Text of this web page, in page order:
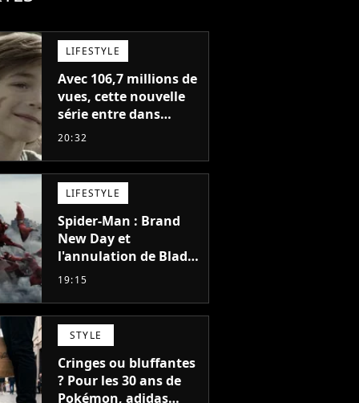
LIFESTYLE
Avec 106,7 millions de
vues, cette nouvelle
série entre dans
l'histoire de Netflix en
20:32
LIFESTYLE
Spider-Man : Brand
New Day et
l'annulation de Blade
montrent que Marvel
faire quoi que ce soit
de simple
19:15
STYLE
Cringes ou bluffantes
? Pour les 30 ans de
Pokémon, adidas